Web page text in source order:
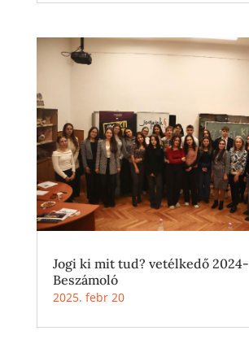
Jogi ki mit tud? vetélkedő 2024-
Beszámoló
2025. febr 20